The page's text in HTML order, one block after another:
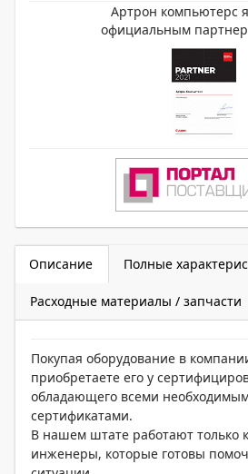
Артрон компьютерс
официальным
Описание Полные
Расходные материалы / запчасти
Покупая оборудование в
приобретаете его у
обладающего всеми
сертификатами.
В нашем штате работают только
инженеры, которые готовы